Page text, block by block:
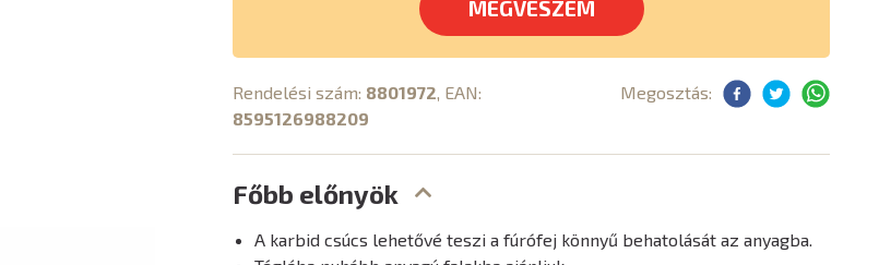
MEGVESZEM
Rendelési szám: 8801972 , EAN:
8595126988209
Megosztás:
Főbb előnyök
A karbid csúcs lehetővé teszi a fúrófej könnyű behatolását az anyagba.